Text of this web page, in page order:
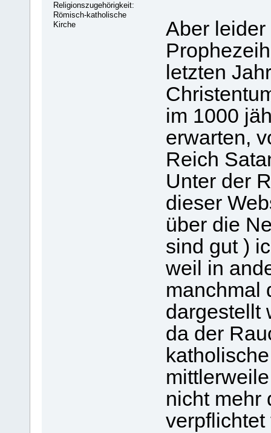
Religionszugehörigkeit:
Römisch-katholische
Kirche
Aber
letzten
im 1000
erwarten,
Reich
Unter der
dieser
über die
sind gut )
weil in
manchmal
dargestellt
da der
nicht mehr
verpflichtet